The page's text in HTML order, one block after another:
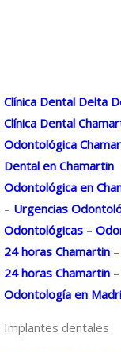
Clínica Dental Delta
Clínica Dental
Odontológica
Dental en Chamartin
Odontológica en
– Urgencias
Odontológicas –
24 horas Chamartin –
24 horas Chamartin –
Odontología en
Implantes dentales